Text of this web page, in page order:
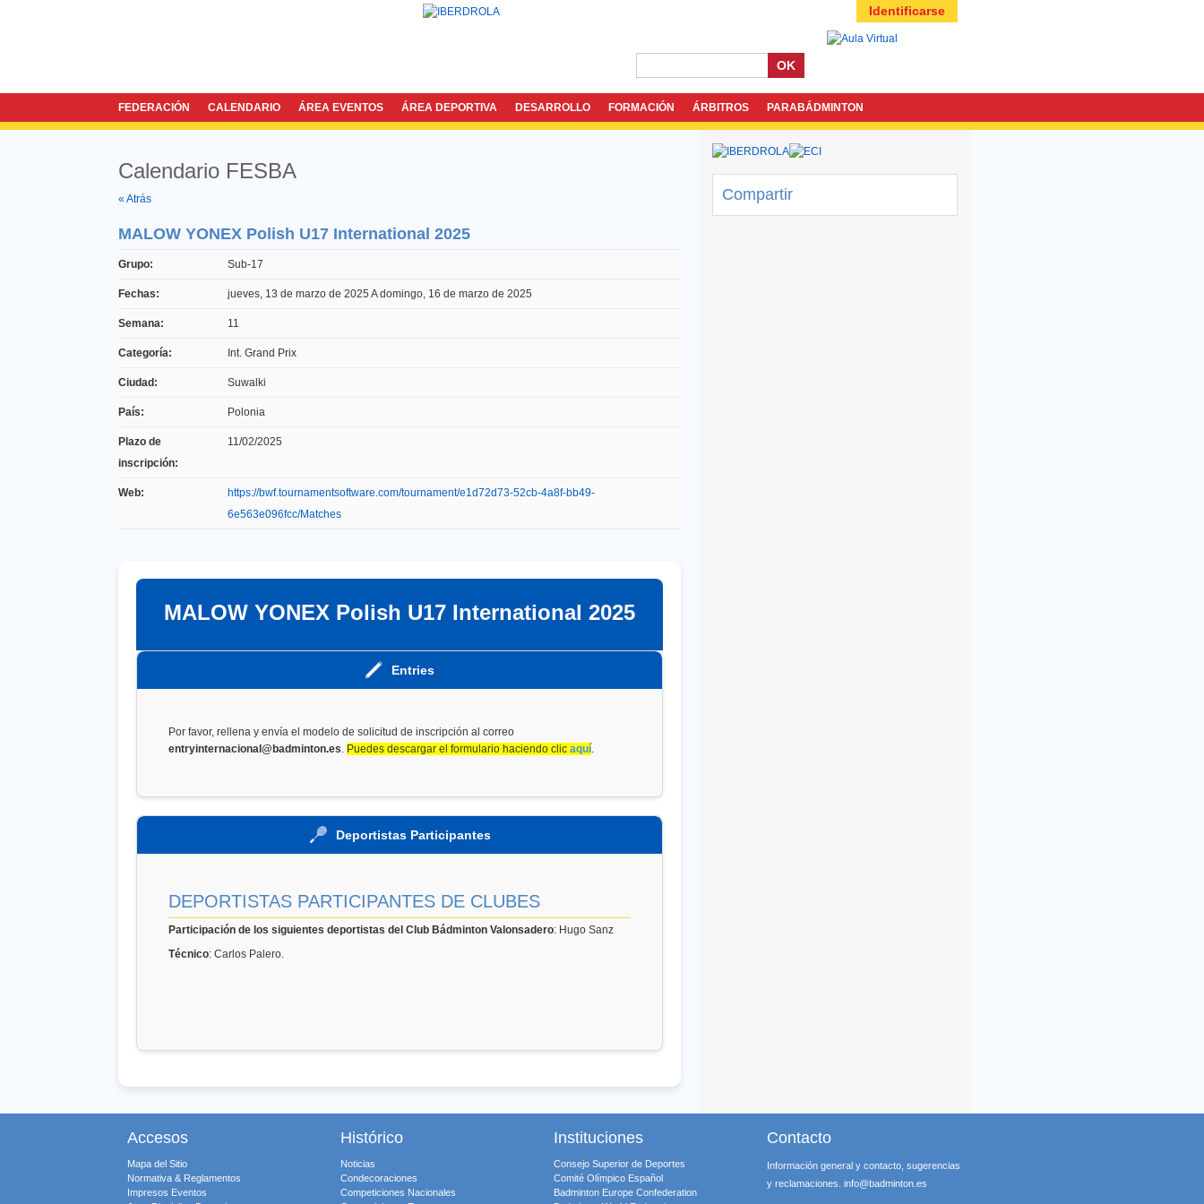
Identificarse
OK
FEDERACIÓN CALENDARIO ÁREA EVENTOS ÁREA DEPORTIVA DESARROLLO FORMACIÓN ÁRBITROS PARABÁDMINTON
Calendario FESBA
« Atrás
MALOW YONEX Polish U17 International 2025
Grupo: Sub-17
Fechas: jueves, 13 de marzo de 2025 Adomingo, 16 de marzo de 2025
Semana: 11
Categoría: Int. Grand Prix
Ciudad: Suwalki
País: Polonia
Plazo de
inscripción:
11/02/2025
Web:
https://bwf.tournamentsoftware.com/tournament/e1d72d73-52cb-4a8f-bb49-
6e563e096fcc/Matches
MALOW YONEX Polish U17 International 2025
Entries
Por favor, rellena y envía el modelo de solicitud de inscripción al correo
entryinternacional@badminton.es. Puedes descargar el formulario haciendo clic aquí.
Deportistas Participantes
DEPORTISTAS PARTICIPANTES DE CLUBES
Participación de los siguientes deportistas del Club Bádminton Valonsadero: Hugo Sanz
Técnico: Carlos Palero.
Compartir
Accesos
Mapa del Sitio
Normativa & Reglamentos
Impresos Eventos
Histórico
Noticias
Condecoraciones
Competiciones Nacionales
Instituciones
Consejo Superior de Deportes
Comité Olímpico Español
Badminton Europe Confederation
Contacto
Información general y contacto, sugerencias
y reclamaciones. info@badminton.es